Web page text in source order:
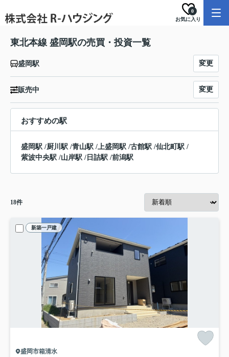
お気に入り
0
東北本線 盛岡駅の売買・投資一覧
盛岡駅 変更
販売中 変更
おすすめの駅
盛岡駅 /厨川駅 /青山駅 /上盛岡駅 /古館駅 /仙北町駅 /
紫波中央駅 /山岸駅 / 日詰駅 /前潟駅
18件
新築一戸建
盛岡市箱清水